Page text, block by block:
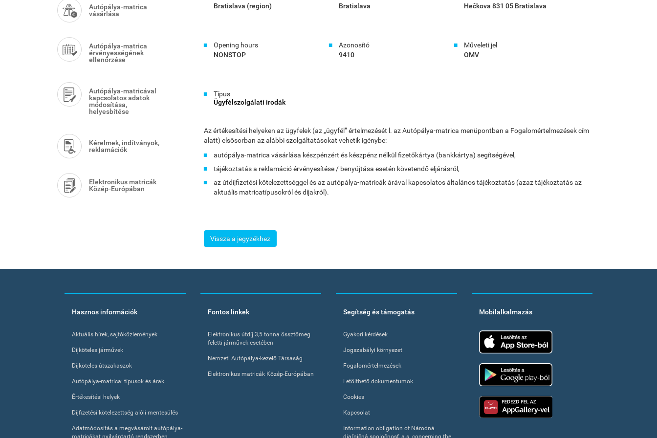
Bratislava (region)
Bratislava
Hečkova 831 05 Bratislava
Opening hours
NONSTOP
Azonosító
9410
Műveleti jel
OMV
Típus
Ügyfélszolgálati irodák
Az értékesítési helyeken az ügyfelek (az „ügyfél” értelmezését l. az Autópálya-matrica menüpontban a Fogalomértelmezések cím
alatt) elsősorban az alábbi szolgáltatásokat vehetik igénybe:
autópálya-matrica vásárlása készpénzért és készpénz nélkül fizetőkártya (bankkártya) segítségével,
tájékoztatás a reklamáció érvényesítése / benyújtása esetén követendő eljárásról,
az útdíjfizetési kötelezettséggel és az autópálya-matricák árával kapcsolatos általános tájékoztatás (azaz tájékoztatás az
aktuális matricatípusokról és díjakról).
Vissza a jegyzékhez
Menu
Autópálya-matrica
vásárlása
Autópálya-matrica
érvényességének
ellenőrzése
Autópálya-matricával
kapcsolatos adatok
módosítása,
helyesbítése
Kérelmek, indítványok,
reklamációk
Elektronikus matricák
Közép-Európában
FooterHasznos információk
Aktuális hírek, sajtóközlemények
Díjköteles járművek
Díjköteles útszakaszok
Autópálya-matrica: típusok és árak
Értékesítési helyek
Díjfizetési kötelezettség alóli mentesülés
Adatmódosítás a megvásárolt autópálya-
matricákat nyilvántartó rendszerben
Fontos linkek
Elektronikus útdíj 3,5 tonna össztömeg
feletti járművek esetében
Nemzeti Autópálya-kezelő Társaság
Elektronikus matricák Közép-Európában
Segítség és támogatás
Gyakori kérdések
Jogszabályi környezet
Fogalomértelmezések
Letölthető dokumentumok
Cookies
Kapcsolat
Information obligation of Národná
diaľničná spoločnosť, a.s. concerning the
Mobilalkalmazás
App Store
Google Play
Huawei app gallery